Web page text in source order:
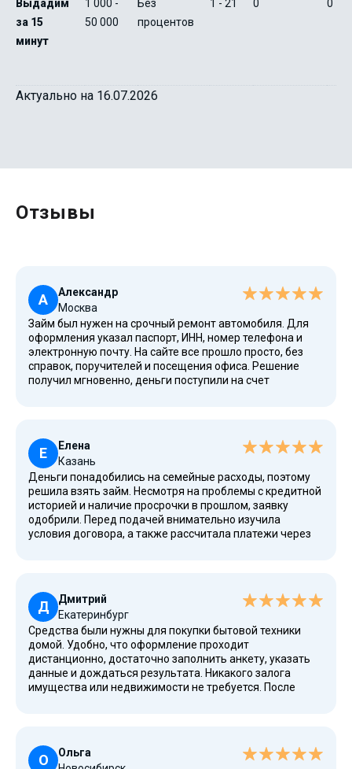
Выдадим
за 15
минут
1 000 -
50 000
Без
процентов
1 - 21 0 0
Актуально на 16.07.2026
Отзывы
А
Александр
Москва
Займ был нужен на срочный ремонт автомобиля. Для
оформления указал паспорт, ИНН, номер телефона и
электронную почту. На сайте все прошло просто, без
справок, поручителей и посещения офиса. Решение
получил мгновенно, деньги поступили на счет
Е
Елена
Казань
Деньги понадобились на семейные расходы, поэтому
решила взять займ. Несмотря на проблемы с кредитной
историей и наличие просрочки в прошлом, заявку
одобрили. Перед подачей внимательно изучила
условия договора, а также рассчитала платежи через
Д
Дмитрий
Екатеринбург
Средства были нужны для покупки бытовой техники
домой. Удобно, что оформление проходит
дистанционно, достаточно заполнить анкету, указать
данные и дождаться результата. Никакого залога
имущества или недвижимости не требуется. После
О
Ольга